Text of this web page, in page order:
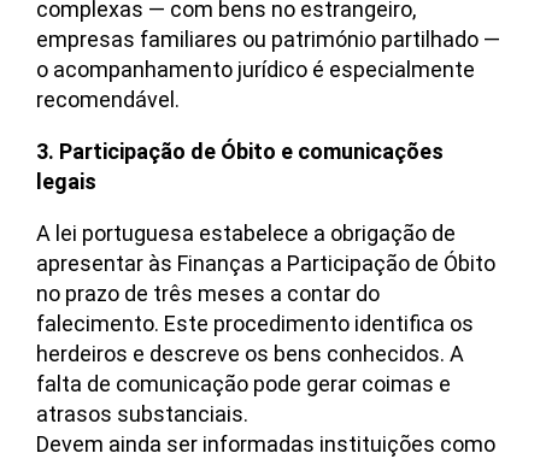
complexas — com bens no estrangeiro,
empresas familiares ou património partilhado —
o acompanhamento jurídico é especialmente
recomendável.
3. Participação de Óbito e comunicações
legais
A lei portuguesa estabelece a obrigação de
apresentar às Finanças a Participação de Óbito
no prazo de três meses a contar do
falecimento. Este procedimento identifica os
herdeiros e descreve os bens conhecidos. A
falta de comunicação pode gerar coimas e
atrasos substanciais.
Devem ainda ser informadas instituições como